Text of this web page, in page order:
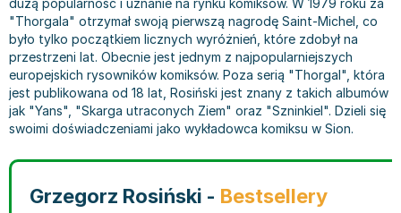
Szkoła podstawowa
Szkoły wyższe
Szkoła zawodowa
Historia świata - książki
II Wojna Światowa - książki
Książki militarne
Książki: Prawo
Inne
Książki: Prawo administracyjne
Książki: Prawo karne
Książki fantasy
Książki horrory
Science Fiction - książki
Książki kryminały
Książki z poezją, aforyzmami i dramaty
Książki dramaty
Książki o sztuce
Podręczniki do 3 klasy szkoły zawodowej
Książki dla dzieci
Książki dla dzieci do 2 lat
Książki: bajki dla dzieci do 2 lat
Do kąpieli i zabawy
Kolorowanki i książki do naklejania do 2 lat
Poznawanie świata dla dzieci do 2 lat - książki
Globusy
Mapy
Mapy - Polska
Mapy - Świat
Przewodniki turystyczne
Przewodniki turystyczne - Polska
Książki: Rodzina, związki
Waldemar Łysiak
Monika Szwaja
Camilla Läckberg
Jan Kochanowski
Henning Mankell
Beata Pawlikowska
Bear Grylls
dużą popularność i uznanie na rynku komiksów. W 1979 roku za
"Thorgala" otrzymał swoją pierwszą nagrodę Saint-Michel, co
było tylko początkiem licznych wyróżnień, które zdobył na
przestrzeni lat. Obecnie jest jednym z najpopularniejszych
europejskich rysowników komiksów. Poza serią "Thorgal", która
jest publikowana od 18 lat, Rosiński jest znany z takich albumów
jak "Yans", "Skarga utraconych Ziem" oraz "Szninkiel". Dzieli się
swoimi doświadczeniami jako wykładowca komiksu w Sion.
Grzegorz Rosiński - Bestsellery